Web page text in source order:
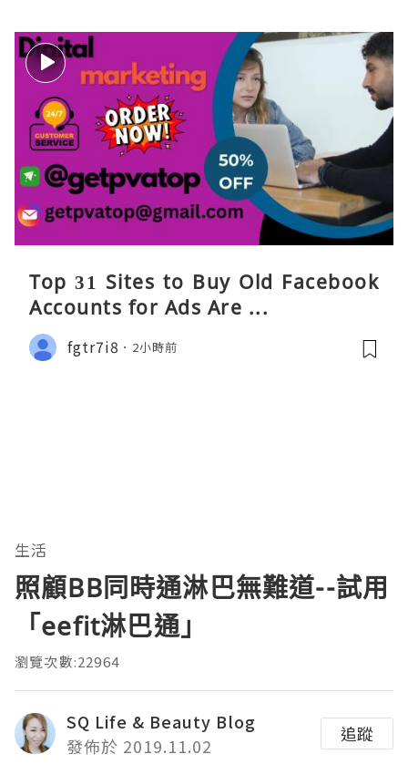
Top 31 Sites to Buy Old Facebook
Accounts​ for Ads Are ...
fgtr7i8 2小時前
生活
照顧BB同時通淋巴無難道--試用
「eefit淋巴通」
瀏覽次數:22964
SQ Life & Beauty Blog
發佈於 2019.11.02
追蹤